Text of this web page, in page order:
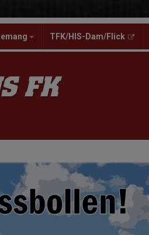
TFK/HIS-Dam/Flick
FK